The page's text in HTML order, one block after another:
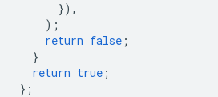
}),
);
return false ;
}
return true ;
};